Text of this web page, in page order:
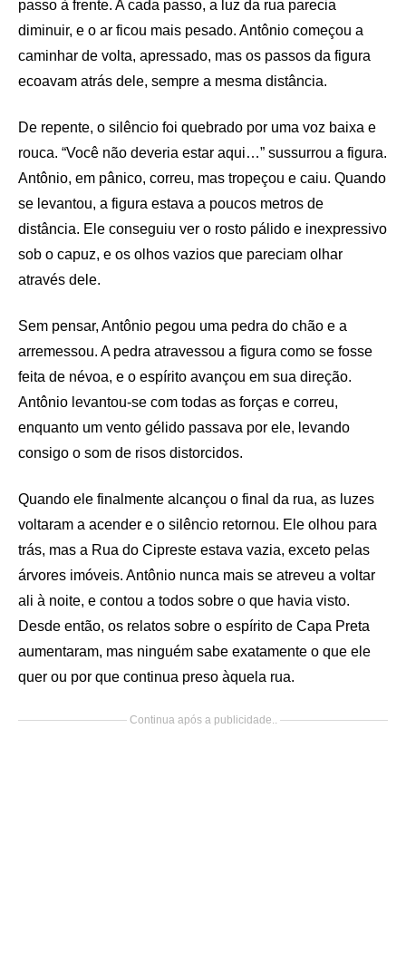
passo à frente. A cada passo, a luz da rua parecia
diminuir, e o ar ficou mais pesado. Antônio começou a
caminhar de volta, apressado, mas os passos da figura
ecoavam atrás dele, sempre a mesma distância.
De repente, o silêncio foi quebrado por uma voz baixa e
rouca. “Você não deveria estar aqui…” sussurrou a figura.
Antônio, em pânico, correu, mas tropeçou e caiu. Quando
se levantou, a figura estava a poucos metros de
distância. Ele conseguiu ver o rosto pálido e inexpressivo
sob o capuz, e os olhos vazios que pareciam olhar
através dele.
Sem pensar, Antônio pegou uma pedra do chão e a
arremessou. A pedra atravessou a figura como se fosse
feita de névoa, e o espírito avançou em sua direção.
Antônio levantou-se com todas as forças e correu,
enquanto um vento gélido passava por ele, levando
consigo o som de risos distorcidos.
Quando ele finalmente alcançou o final da rua, as luzes
voltaram a acender e o silêncio retornou. Ele olhou para
trás, mas a Rua do Cipreste estava vazia, exceto pelas
árvores imóveis. Antônio nunca mais se atreveu a voltar
ali à noite, e contou a todos sobre o que havia visto.
Desde então, os relatos sobre o espírito de Capa Preta
aumentaram, mas ninguém sabe exatamente o que ele
quer ou por que continua preso àquela rua.
Continua após a publicidade..